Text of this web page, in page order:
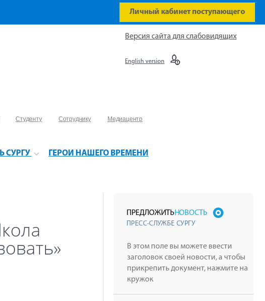
Личный кабинет поступающего
Студенту Сотруднику
Медиацентр
СУРГУ
ГЕРОИ НАШЕГО ВРЕМЕНИ
Версия сайта для слабовидящих
English version
ПРЕДЛОЖИТЬНОВОСТЬ
ПРЕСС-СЛУЖБЕ СУРГУ